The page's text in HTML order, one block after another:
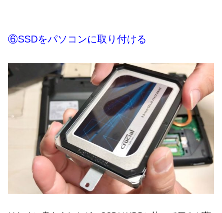
⑥SSDをパソコンに取り付ける